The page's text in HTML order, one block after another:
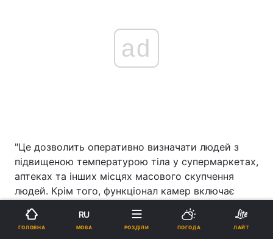
ad
"Це дозволить оперативно визначати людей з
підвищеною температурою тіла у супермаркетах,
аптеках та інших місцях масового скупчення
людей. Крім того, функціонал камер включає
детекцію облич. Це дасть можливість
правоохоронцям фіксувати порушення режиму
самоізоляції громадянами, які зобов’язані його
ГОЛОВНА
RU
МОВА РОЗДІЛИ ПОГОДА ЛАЙТ